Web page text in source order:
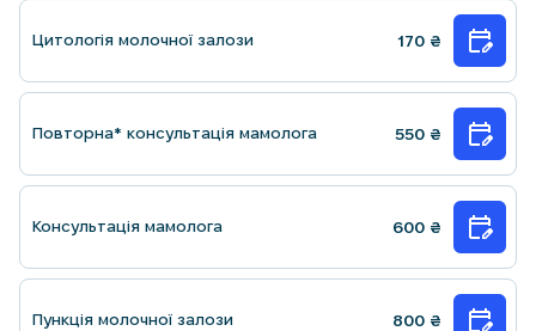
Цитологія молочної залози 170 ₴
Повторна* консультацiя мамолога 550 ₴
Консультацiя мамолога 600 ₴
Пункцiя молочної залози 800 ₴